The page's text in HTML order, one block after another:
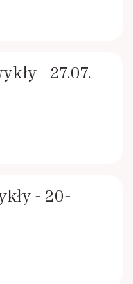
- 27.07. -
- 20-